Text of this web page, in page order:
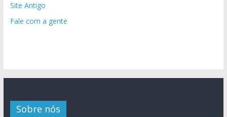
Site Antigo
Fale com a gente
Sobre nós